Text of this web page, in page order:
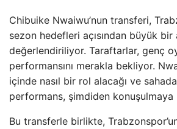
Chibuike Nwaiwu’nun transferi,
sezon hedefleri açısından büyük bir
değerlendiriliyor. Taraftarlar, genç
performansını merakla bekliyor.
içinde nasıl bir rol alacağı ve
performans, şimdiden konuşulmaya
Bu transferle birlikte,